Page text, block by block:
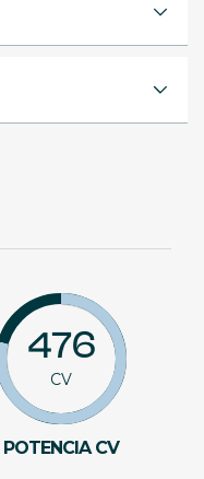
476
CV
POTENCIA CV